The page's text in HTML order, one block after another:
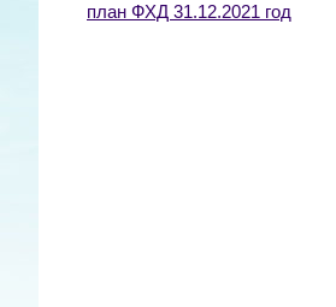
план ФХД 31.12.2021 год